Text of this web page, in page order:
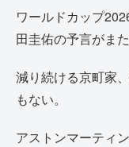
ワールドカップ
田圭佑の予言がま
減り続ける京町家
もない。
アストンマーティ